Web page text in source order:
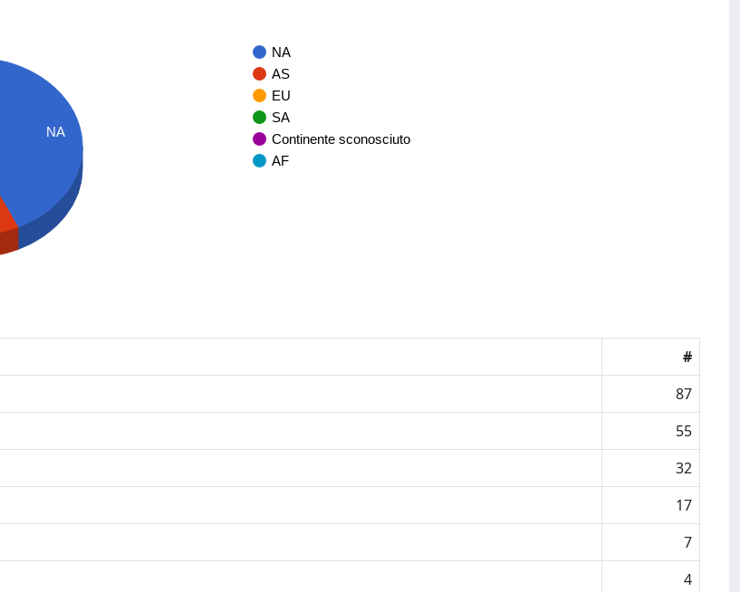
NA
AS
EU
SA
Continente sconosciuto
AF
NA
#
87
55
32
17
7
4